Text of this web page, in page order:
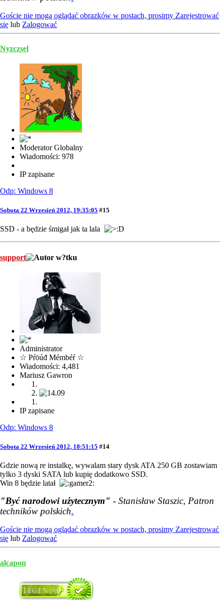
Goście nie mogą oglądać obrazków w postach, prosimy Zarejestrować
się lub Zalogować
Nyzczsel
Moderator Globalny
Wiadomości: 978
IP zapisane
Odp: Windows 8
Sobota 22 Wrzesień 2012, 19:35:05 #15
SSD - a będzie śmigał jak ta lala
support
Administrator
☆ Pŕöúđ Mémbéŕ ☆
Wiadomości: 4,481
Mariusz Gawron
IP zapisane
Odp: Windows 8
Sobota 22 Wrzesień 2012, 18:51:15 #14
Gdzie nową re instalkę, wywalam stary dysk ATA 250 GB zostawiam
tylko 3 dyski SATA lub kupię dodatkowo SSD.
Win 8 będzie latał
"Być narodowi użytecznym" - Stanisław Staszic, Patron
techników polskich.
Goście nie mogą oglądać obrazków w postach, prosimy Zarejestrować
się lub Zalogować
alcapon